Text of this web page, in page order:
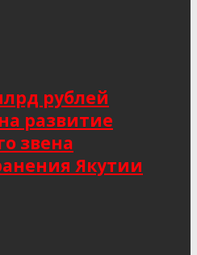
рублей
развитие
звена
Якутии